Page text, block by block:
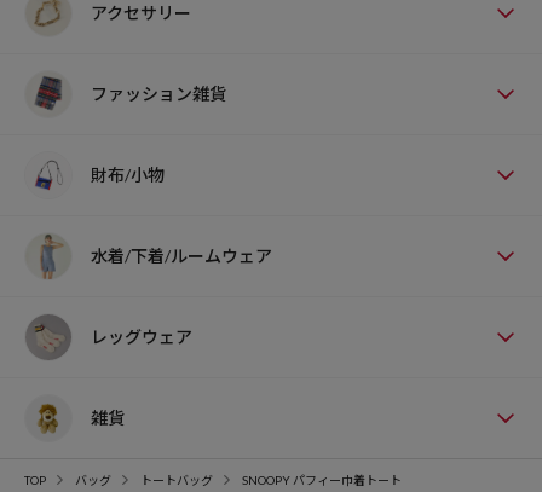
アクセサリー
ファッション雑貨
財布/小物
水着/下着/ルームウェア
レッグウェア
雑貨
TOP バッグ トートバッグ SNOOPY パフィー巾着トート